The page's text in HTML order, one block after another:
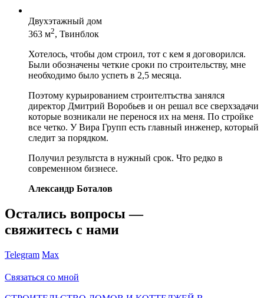
Двухэтажный дом
363 м2, Твинблок
Хотелось, чтобы дом строил, тот с кем я договорился.
Были обозначены четкие сроки по строительству, мне
необходимо было успеть в 2,5 месяца.
Поэтому курьированием строителтьства занялся
директор Дмитрий Воробьев и он решал все сверхзадачи
которые возникали не перенося их на меня. По стройке
все четко. У Вира Групп есть главный инженер, который
следит за порядком.
Получил результста в нужный срок. Что редко в
современном бизнесе.
Александр Боталов
Остались вопросы —
свяжитесь с нами
Telegram Max
Связаться со мной